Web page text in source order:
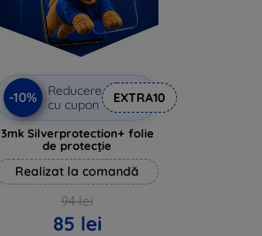
-10%
Reducere
cu cupon
EXTRA10
3mk Silverprotection+ folie
de protecție
Realizat la comandă
94 lei
85 lei